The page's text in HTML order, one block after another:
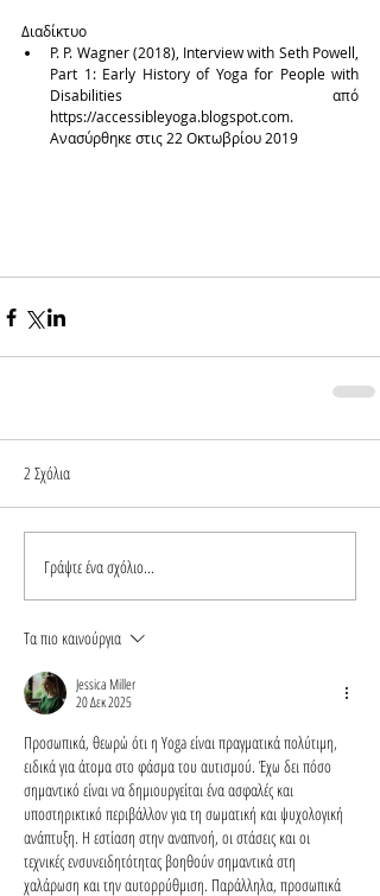
Διαδίκτυο
P. P. Wagner (2018), Interview with Seth Powell,
Part 1: Early History of Yoga for People with
Disabilities  από
https://accessibleyoga.blogspot.com.
Ανασύρθηκε στις 22 Οκτωβρίου 2019
2 Σχόλια
Γράψτε ένα σχόλιο...
Τα πιο καινούργια
Jessica Miller
20 Δεκ 2025
Προσωπικά, θεωρώ ότι η Yoga είναι πραγματικά πολύτιμη,
ειδικά για άτομα στο φάσμα του αυτισμού. Έχω δει πόσο
σημαντικό είναι να δημιουργείται ένα ασφαλές και
υποστηρικτικό περιβάλλον για τη σωματική και ψυχολογική
ανάπτυξη. Η εστίαση στην αναπνοή, οι στάσεις και οι
τεχνικές ενσυνειδητότητας βοηθούν σημαντικά στη
χαλάρωση και την αυτορρύθμιση. Παράλληλα, προσωπικά